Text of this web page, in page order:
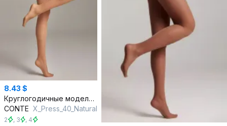
8.43 $
Круглогодичные моделирующие колготки из трикотажа
CONTE X_Press_40_Natural
2 , 3 , 4